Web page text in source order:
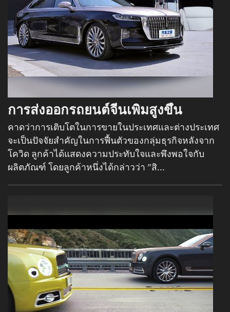
การส่งออกรถยนต์จีนเพิ่มสูงขึ้น
คาดว่าการเติบโตในการขายในประเทศและต่างประเทศ
จะเป็นปัจจัยสำคัญในการฟื้นตัวของกลุ่มธุรกิจหลังจาก
โควิด ลูกค้าได้แสดงความประทับใจและพึงพอใจกับ
ผลิตภัณฑ์ โดยลูกค้าหนึ่งได้กล่าวว่า "สิ...